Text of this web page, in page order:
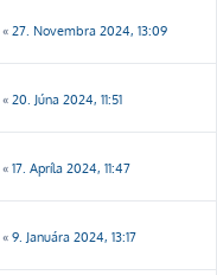
« 27. Novembra 2024, 13:09
« 20. Júna 2024, 11:51
« 17. Apríla 2024, 11:47
« 9. Januára 2024, 13:17